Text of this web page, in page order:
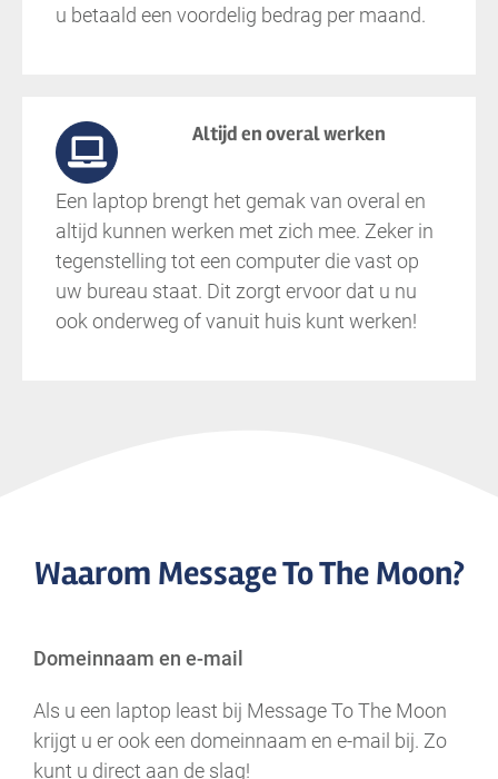
u betaald een voordelig bedrag per maand.
Altijd en overal werken
Een laptop brengt het gemak van overal en
altijd kunnen werken met zich mee. Zeker in
tegenstelling tot een computer die vast op
uw bureau staat. Dit zorgt ervoor dat u nu
ook onderweg of vanuit huis kunt werken!
Waarom Message To The Moon?
Domeinnaam en e-mail
Als u een laptop least bij Message To The Moon
krijgt u er ook een domeinnaam en e-mail bij. Zo
kunt u direct aan de slag!